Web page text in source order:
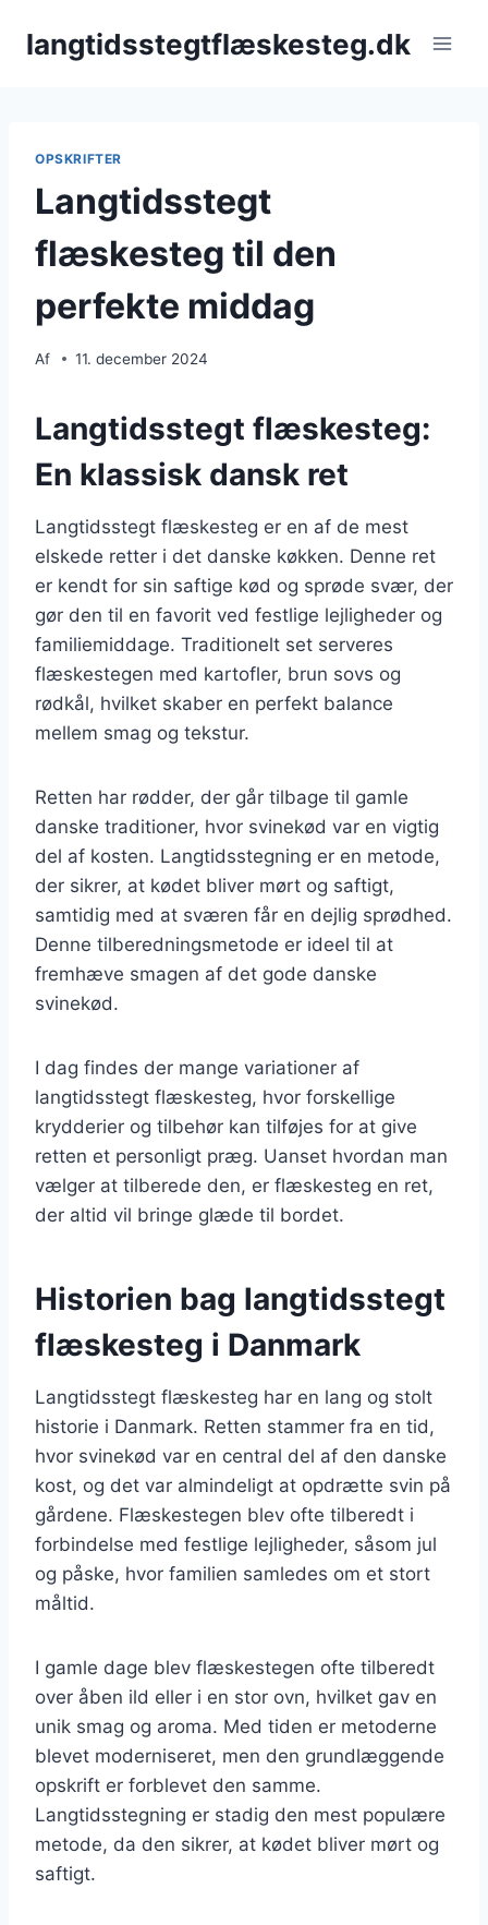
langtidsstegtflæskesteg.dk
OPSKRIFTER
Langtidsstegt
flæskesteg til den
perfekte middag
Af 11. december 2024
Langtidsstegt flæskesteg:
En klassisk dansk ret
Langtidsstegt flæskesteg er en af de mest
elskede retter i det danske køkken. Denne ret
er kendt for sin saftige kød og sprøde svær, der
gør den til en favorit ved festlige lejligheder og
familiemiddage. Traditionelt set serveres
flæskestegen med kartofler, brun sovs og
rødkål, hvilket skaber en perfekt balance
mellem smag og tekstur.
Retten har rødder, der går tilbage til gamle
danske traditioner, hvor svinekød var en vigtig
del af kosten. Langtidsstegning er en metode,
der sikrer, at kødet bliver mørt og saftigt,
samtidig med at sværen får en dejlig sprødhed.
Denne tilberedningsmetode er ideel til at
fremhæve smagen af det gode danske
svinekød.
I dag findes der mange variationer af
langtidsstegt flæskesteg, hvor forskellige
krydderier og tilbehør kan tilføjes for at give
retten et personligt præg. Uanset hvordan man
vælger at tilberede den, er flæskesteg en ret,
der altid vil bringe glæde til bordet.
Historien bag langtidsstegt
flæskesteg i Danmark
Langtidsstegt flæskesteg har en lang og stolt
historie i Danmark. Retten stammer fra en tid,
hvor svinekød var en central del af den danske
kost, og det var almindeligt at opdrætte svin på
gårdene. Flæskestegen blev ofte tilberedt i
forbindelse med festlige lejligheder, såsom jul
og påske, hvor familien samledes om et stort
måltid.
I gamle dage blev flæskestegen ofte tilberedt
over åben ild eller i en stor ovn, hvilket gav en
unik smag og aroma. Med tiden er metoderne
blevet moderniseret, men den grundlæggende
opskrift er forblevet den samme.
Langtidsstegning er stadig den mest populære
metode, da den sikrer, at kødet bliver mørt og
saftigt.